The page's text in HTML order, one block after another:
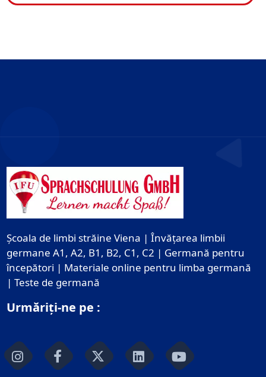
Școala de limbi străine Viena | Învățarea limbii
germane A1, A2, B1, B2, C1, C2 | Germană pentru
începători | Materiale online pentru limba germană
| Teste de germană
Urmăriți-ne pe :